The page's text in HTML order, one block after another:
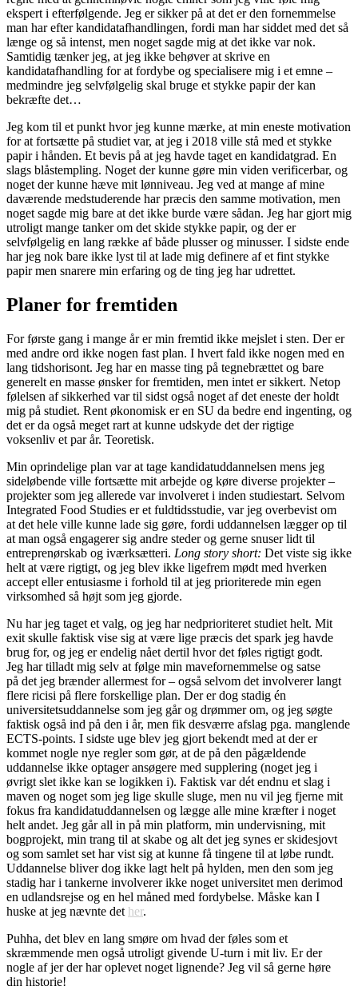
ekspert i efterfølgende. Jeg er sikker på at det er den fornemmelse
man har efter kandidatafhandlingen, fordi man har siddet med det så
længe og så intenst, men noget sagde mig at det ikke var nok.
Samtidig tænker jeg, at jeg ikke behøver at skrive en
kandidatafhandling for at fordybe og specialisere mig i et emne –
medmindre jeg selvfølgelig skal bruge et stykke papir der kan
bekræfte det…
Jeg kom til et punkt hvor jeg kunne mærke, at min eneste motivation
for at fortsætte på studiet var, at jeg i 2018 ville stå med et stykke
papir i hånden. Et bevis på at jeg havde taget en kandidatgrad. En
slags blåstempling. Noget der kunne gøre min viden verificerbar, og
noget der kunne hæve mit lønniveau. Jeg ved at mange af mine
daværende medstuderende har præcis den samme motivation, men
noget sagde mig bare at det ikke burde være sådan. Jeg har gjort mig
utroligt mange tanker om det skide stykke papir, og der er
selvfølgelig en lang række af både plusser og minusser. I sidste ende
har jeg nok bare ikke lyst til at lade mig definere af et fint stykke
papir men snarere min erfaring og de ting jeg har udrettet.
Planer for fremtiden
For første gang i mange år er min fremtid ikke mejslet i sten. Der er
med andre ord ikke nogen fast plan. I hvert fald ikke nogen med en
lang tidshorisont. Jeg har en masse ting på tegnebrættet og bare
generelt en masse ønsker for fremtiden, men intet er sikkert. Netop
følelsen af sikkerhed var til sidst også noget af det eneste der holdt
mig på studiet. Rent økonomisk er en SU da bedre end ingenting, og
det er da også meget rart at kunne udskyde det der rigtige
voksenliv et par år. Teoretisk.
Min oprindelige plan var at tage kandidatuddannelsen mens jeg
sideløbende ville fortsætte mit arbejde og køre diverse projekter –
projekter som jeg allerede var involveret i inden studiestart. Selvom
Integrated Food Studies er et fuldtidsstudie, var jeg overbevist om
at det hele ville kunne lade sig gøre, fordi uddannelsen lægger op til
at man også engagerer sig andre steder og gerne snuser lidt til
entreprenørskab og iværksætteri. Long story short: Det viste sig ikke
helt at være rigtigt, og jeg blev ikke ligefrem mødt med hverken
accept eller entusiasme i forhold til at jeg prioriterede min egen
virksomhed så højt som jeg gjorde.
Nu har jeg taget et valg, og jeg har nedprioriteret studiet helt. Mit
exit skulle faktisk vise sig at være lige præcis det spark jeg havde
brug for, og jeg er endelig nået dertil hvor det føles rigtigt godt.
Jeg har tilladt mig selv at følge min mavefornemmelse og satse
på det jeg brænder allermest for – også selvom det involverer langt
flere ricisi på flere forskellige plan. Der er dog stadig én
universitetsuddannelse som jeg går og drømmer om, og jeg søgte
faktisk også ind på den i år, men fik desværre afslag pga. manglende
ECTS-points. I sidste uge blev jeg gjort bekendt med at der er
kommet nogle nye regler som gør, at de på den pågældende
uddannelse ikke optager ansøgere med supplering (noget jeg i
øvrigt slet ikke kan se logikken i). Faktisk var dét endnu et slag i
maven og noget som jeg lige skulle sluge, men nu vil jeg fjerne mit
fokus fra kandidatuddannelsen og lægge alle mine kræfter i noget
helt andet. Jeg går all in på min platform, min undervisning, mit
bogprojekt, min trang til at skabe og alt det jeg synes er skidesjovt
og som samlet set har vist sig at kunne få tingene til at løbe rundt.
Uddannelse bliver dog ikke lagt helt på hylden, men den som jeg
stadig har i tankerne involverer ikke noget universitet men derimod
en udlandsrejse og en hel måned med fordybelse. Måske kan I
huske at jeg nævnte det her.
Puhha, det blev en lang smøre om hvad der føles som et
skræmmende men også utroligt givende U-turn i mit liv. Er der
nogle af jer der har oplevet noget lignende? Jeg vil så gerne høre
din historie!